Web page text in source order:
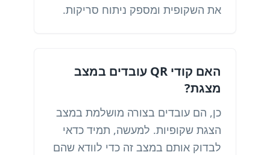
את השקופית ומספק ניתוח סריקות.
האם קודי QR עובדים במצב
מצגת?
כן, הם עובדים בצורה מושלמת במצב
הצגת שקופיות. למעשה, תמיד כדאי
לבדוק אותם במצב זה כדי לוודא שהם